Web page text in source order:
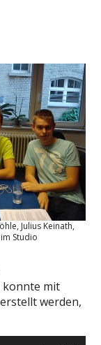
Julius Keinath,
Studio
konnte mit
werden,